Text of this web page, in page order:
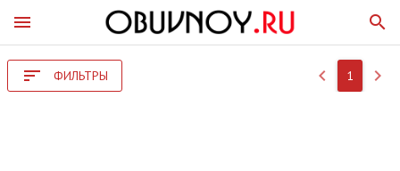
menu search
sort ФИЛЬТРЫ keyboard_arrow_left 1 keyboard_arrow_right